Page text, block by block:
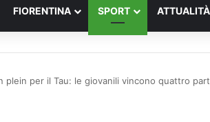
FIORENTINA SPORT ATTUALITÀ
plein per il Tau: le giovanili vincono quattro